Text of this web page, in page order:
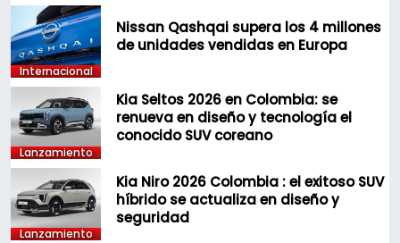
Internacional
Nissan Qashqai supera los 4 millones
de unidades vendidas en Europa
Lanzamiento
Kia Seltos 2026 en Colombia: se
renueva en diseño y tecnología el
conocido SUV coreano
Lanzamiento
Kia Niro 2026 Colombia : el exitoso SUV
híbrido se actualiza en diseño y
seguridad